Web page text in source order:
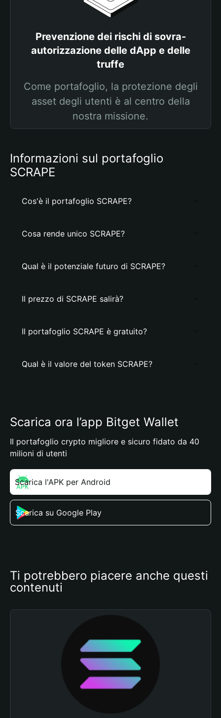
Prevenzione dei rischi di sovra-
autorizzazione delle dApp e delle
truffe
Come portafoglio, la protezione degli
asset degli utenti è al centro della
nostra missione.
Informazioni sul portafoglio
SCRAPE
Cos'è il portafoglio SCRAPE?
Cosa rende unico SCRAPE?
Qual è il potenziale futuro di SCRAPE?
Il prezzo di SCRAPE salirà?
Il portafoglio SCRAPE è gratuito?
Qual è il valore del token SCRAPE?
Scarica ora l’app Bitget Wallet
Il portafoglio crypto migliore e sicuro fidato da 40
milioni di utenti
Scarica l'APK per Android
Scarica su Google Play
Ti potrebbero piacere anche questi
contenuti